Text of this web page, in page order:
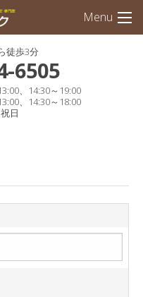
Menu
インプ
徒歩3分
6505
、14:30～19:00
、14:30～18:00
日